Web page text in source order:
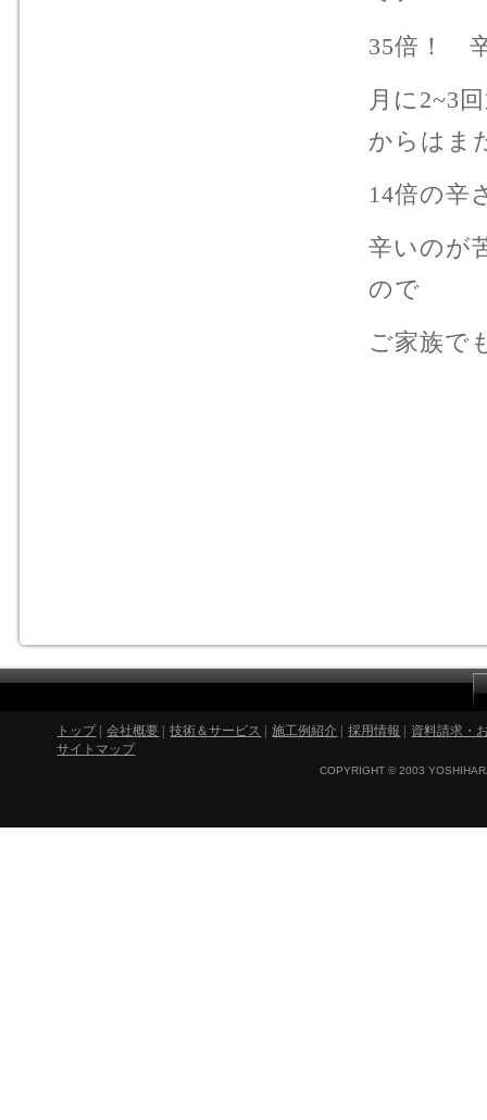
35倍！
月に2~3
からはま
14倍の辛
辛いのが
ので
ご家族で
トップ| 会社概要 技術＆サービス 施工例紹介 採用情報
資料請求・
サイトマップ
COPYRIGHT © 2003